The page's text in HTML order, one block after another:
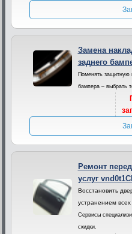
Замена
заднего
Поменять защитную
бампера – выбрать
Ремонт
услуг
Восстановить
устранением
Сервисы
скидки.